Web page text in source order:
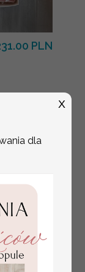
PLN
dla
X